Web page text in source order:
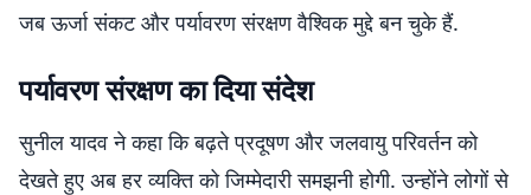
जब ऊर्जा संकट और पर्यावरण संरक्षण वैश्विक मुद्दे बन चुके हैं.
पर्यावरण संरक्षण का दिया संदेश
सुनील यादव ने कहा कि बढ़ते प्रदूषण और जलवायु परिवर्तन को
देखते हुए अब हर व्यक्ति को जिम्मेदारी समझनी होगी. उन्होंने लोगों से